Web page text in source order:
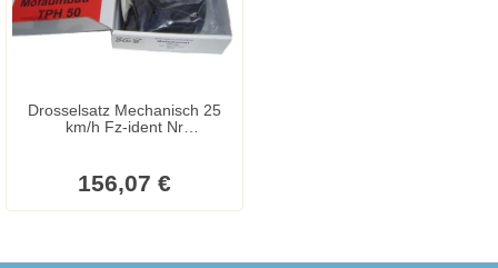
Drosselsatz Mechanisch 25
km/h Fz-ident Nr
156,07 €